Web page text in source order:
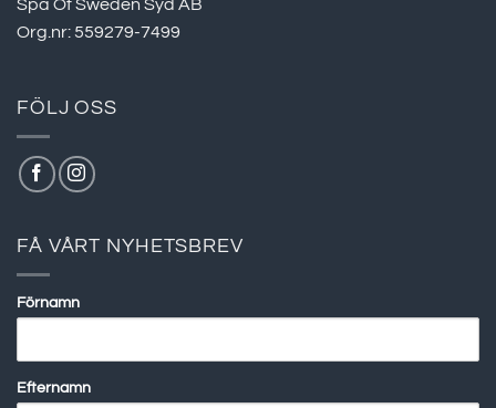
Spa Of Sweden Syd AB
Org.nr: 559279-7499
FÖLJ OSS
FÅ VÅRT NYHETSBREV
Förnamn
Efternamn